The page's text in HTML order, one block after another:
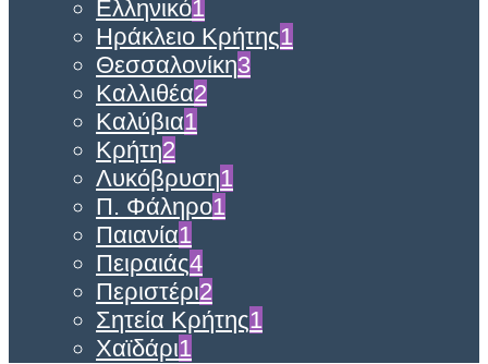
Ελληνικό1
Ηράκλειο Κρήτης1
Θεσσαλονίκη3
Καλλιθέα2
Καλύβια1
Κρήτη2
Λυκόβρυση1
Π. Φάληρο1
Παιανία1
Πειραιάς4
Περιστέρι2
Σητεία Κρήτης1
Χαϊδάρι1